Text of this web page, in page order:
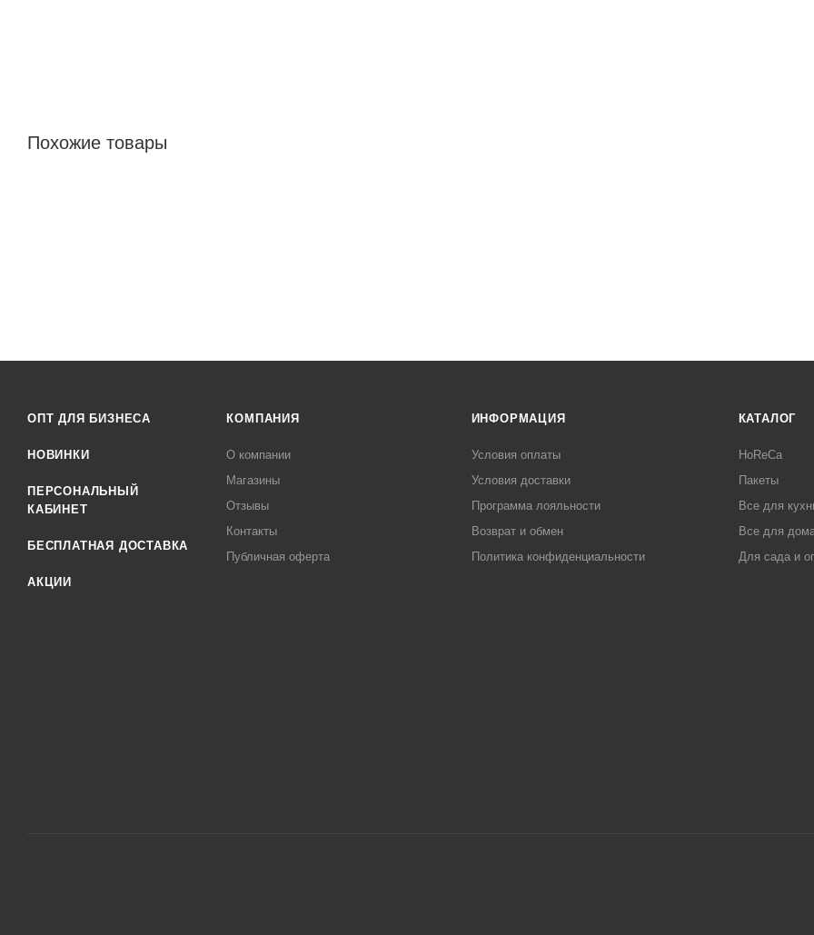
Похожие товары
ОПТ ДЛЯ БИЗНЕСА
НОВИНКИ
ПЕРСОНАЛЬНЫЙ
КАБИНЕТ
БЕСПЛАТНАЯ ДОСТАВКА
АКЦИИ
КОМПАНИЯ
О компании
Магазины
Отзывы
Контакты
Публичная оферта
ИНФОРМАЦИЯ
Условия оплаты
Условия доставки
Программа лояльности
Возврат и обмен
Политика конфиденциальности
КАТАЛОГ
HoReCa
Пакеты
Все для
Все для
Для сада и